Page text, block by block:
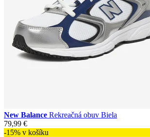
New Balance Rekreačná obuv Biela
79,99 €
-15% v košíku